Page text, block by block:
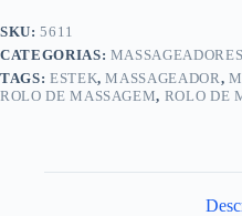
SKU:5611
CATEGORIAS:
TAGS: ESTEK,MASSAGEADOR,
ROLO DE MASSAGEM, ROLO DE